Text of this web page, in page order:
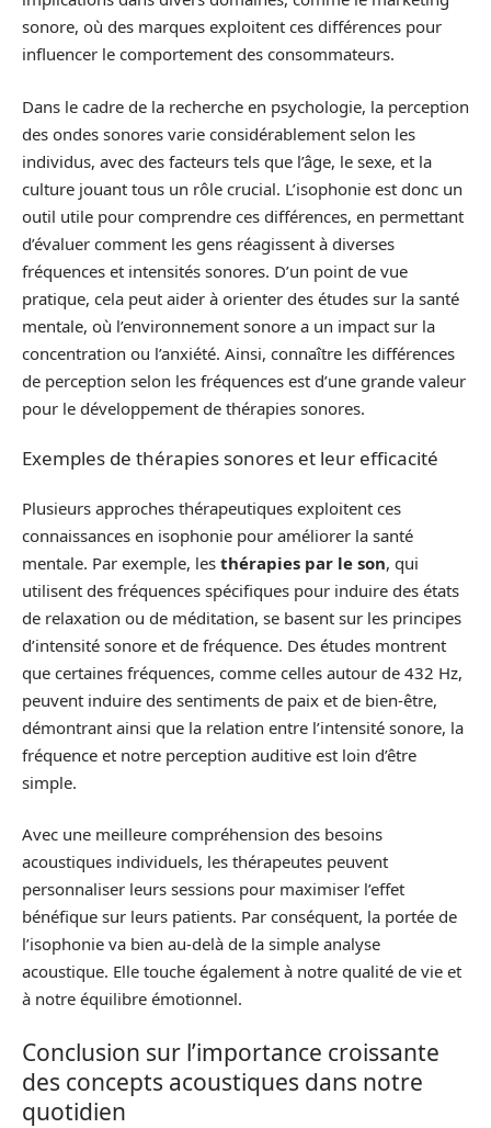
sonore, où des marques exploitent ces différences pour
influencer le comportement des consommateurs.
Dans le cadre de la recherche en psychologie, la perception
des ondes sonores varie considérablement selon les
individus, avec des facteurs tels que l’âge, le sexe, et la
culture jouant tous un rôle crucial. L’isophonie est donc un
outil utile pour comprendre ces différences, en permettant
d’évaluer comment les gens réagissent à diverses
fréquences et intensités sonores. D’un point de vue
pratique, cela peut aider à orienter des études sur la santé
mentale, où l’environnement sonore a un impact sur la
concentration ou l’anxiété. Ainsi, connaître les différences
de perception selon les fréquences est d’une grande valeur
pour le développement de thérapies sonores.
Exemples de thérapies sonores et leur efficacité
Plusieurs approches thérapeutiques exploitent ces
connaissances en isophonie pour améliorer la santé
mentale. Par exemple, les thérapies par le son, qui
utilisent des fréquences spécifiques pour induire des états
de relaxation ou de méditation, se basent sur les principes
d’intensité sonore et de fréquence. Des études montrent
que certaines fréquences, comme celles autour de 432 Hz,
peuvent induire des sentiments de paix et de bien-être,
démontrant ainsi que la relation entre l’intensité sonore, la
fréquence et notre perception auditive est loin d’être
simple.
Avec une meilleure compréhension des besoins
acoustiques individuels, les thérapeutes peuvent
personnaliser leurs sessions pour maximiser l’effet
bénéfique sur leurs patients. Par conséquent, la portée de
l’isophonie va bien au-delà de la simple analyse
acoustique. Elle touche également à notre qualité de vie et
à notre équilibre émotionnel.
Conclusion sur l’importance croissante
des concepts acoustiques dans notre
quotidien